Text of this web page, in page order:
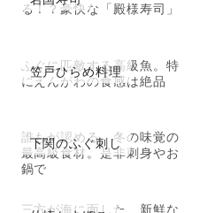
る！？豪快な「殿様寿司」
笠戸ひらめ料理
ふぐに匹敵する高級魚。特
にえんがわの食感は絶品
下関のふぐ刺し
誰もが認める、冬の味覚の
最高級食材。是非刺身やお
鍋で
三方が海に面した、新鮮な